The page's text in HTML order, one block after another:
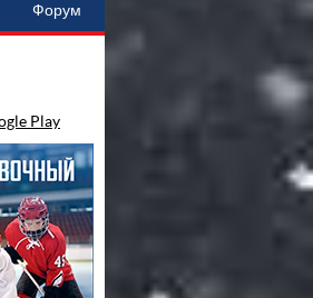
Форум